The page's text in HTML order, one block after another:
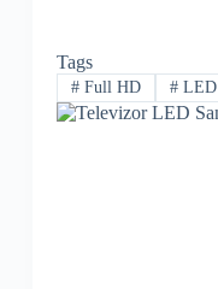
Tags
#Full HD #LED